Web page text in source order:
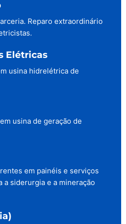
Reparo extraordinário
Elétricas
usina hidrelétrica de
usina de geração de
em painéis e serviços
a siderurgia e a mineração